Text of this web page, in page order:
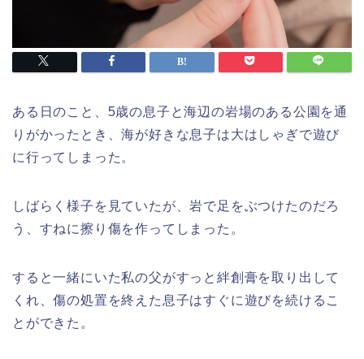
ある日のこと、5歳の息子と海辺の岩場のある公園を通
りがかったとき、海が好きな息子は大はしゃぎで遊び
に行ってしまった。
しばらく様子を見ていたが、岩で足をぶつけたのだろ
う、すねに擦り傷を作ってしまった。
すると一緒にいた私の父がすっと絆創膏を取り出して
くれ、傷の処置を終えた息子はすぐに遊びを続けるこ
とができた。